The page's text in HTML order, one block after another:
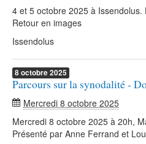
4 et 5 octobre 2025 à
Retour en images
Issendolus
8octobre2025
Parcours sur la synodalité -
Mercredi 8 octobre 2025
Mercredi 8 octobre 2025 à 20h,
Présenté par Anne Ferrand et